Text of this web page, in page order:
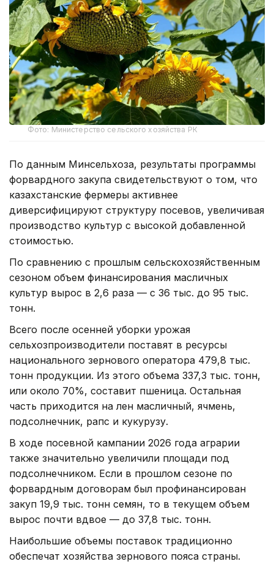
Фото: Министерство сельского хозяйства РК
По данным Минсельхоза, результаты программы
форвардного закупа свидетельствуют о том, что
казахстанские фермеры активнее
диверсифицируют структуру посевов, увеличивая
производство культур с высокой добавленной
стоимостью.
По сравнению с прошлым сельскохозяйственным
сезоном объем финансирования масличных
культур вырос в 2,6 раза — с 36 тыс. до 95 тыс.
тонн.
Всего после осенней уборки урожая
сельхозпроизводители поставят в ресурсы
национального зернового оператора 479,8 тыс.
тонн продукции. Из этого объема 337,3 тыс. тонн,
или около 70%, составит пшеница. Остальная
часть приходится на лен масличный, ячмень,
подсолнечник, рапс и кукурузу.
В ходе посевной кампании 2026 года аграрии
также значительно увеличили площади под
подсолнечником. Если в прошлом сезоне по
форвардным договорам был профинансирован
закуп 19,9 тыс. тонн семян, то в текущем объем
вырос почти вдвое — до 37,8 тыс. тонн.
Наибольшие объемы поставок традиционно
обеспечат хозяйства зернового пояса страны.